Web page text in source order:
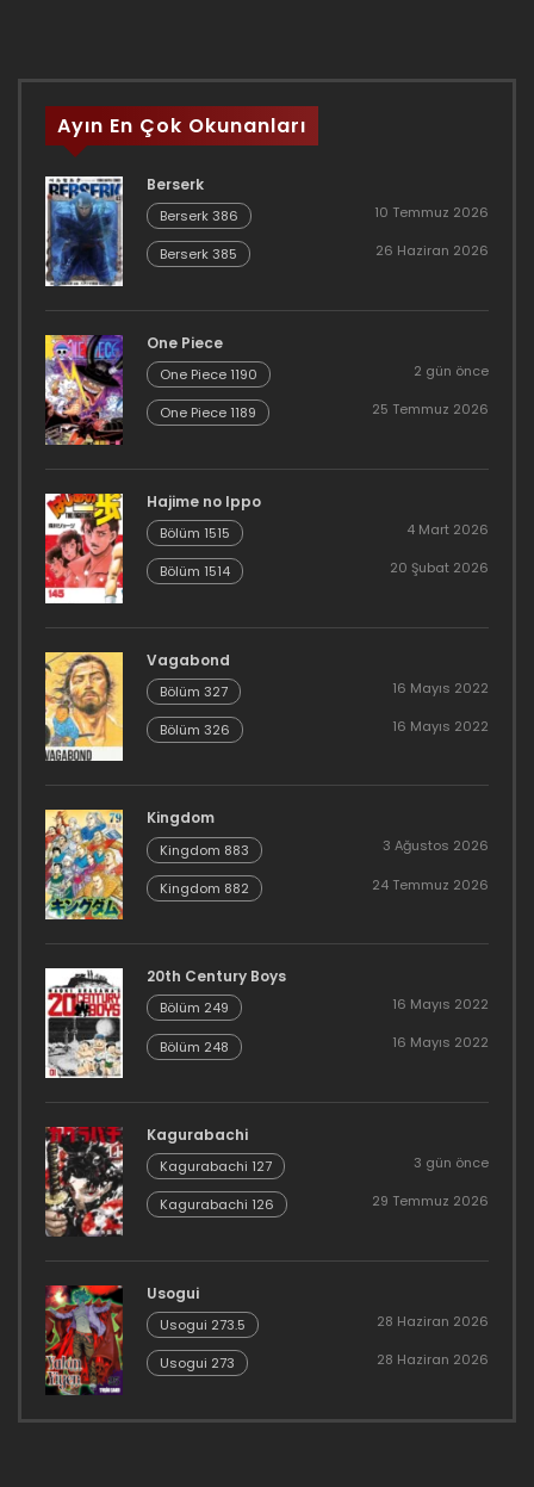
Ayın En Çok Okunanları
Berserk
Berserk 386 10 Temmuz 2026
Berserk 385 26 Haziran 2026
One Piece
One Piece 1190 2 gün önce
One Piece 1189 25 Temmuz 2026
Hajime no Ippo
Bölüm 1515 4 Mart 2026
Bölüm 1514 20 Şubat 2026
Vagabond
Bölüm 327 16 Mayıs 2022
Bölüm 326 16 Mayıs 2022
Kingdom
Kingdom 883 3 Ağustos 2026
Kingdom 882 24 Temmuz 2026
20th Century Boys
Bölüm 249 16 Mayıs 2022
Bölüm 248 16 Mayıs 2022
Kagurabachi
Kagurabachi 127 3 gün önce
Kagurabachi 126 29 Temmuz 2026
Usogui
Usogui 273.5 28 Haziran 2026
Usogui 273 28 Haziran 2026